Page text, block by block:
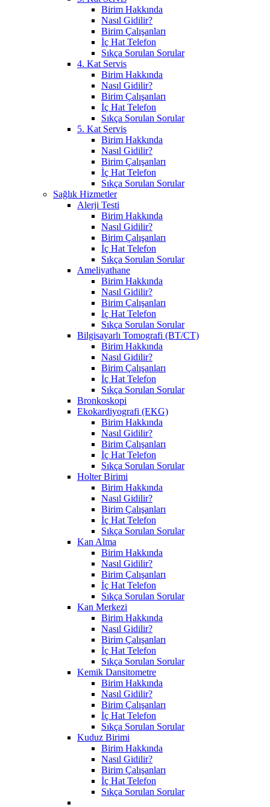
Birim Hakkında
Nasıl Gidilir?
Birim Çalışanları
İç Hat Telefon
Sıkça Sorulan Sorular
4. Kat Servis
Birim Hakkında
Nasıl Gidilir?
Birim Çalışanları
İç Hat Telefon
Sıkça Sorulan Sorular
5. Kat Servis
Birim Hakkında
Nasıl Gidilir?
Birim Çalışanları
İç Hat Telefon
Sıkça Sorulan Sorular
Sağlık Hizmetler
Alerji Testi
Birim Hakkında
Nasıl Gidilir?
Birim Çalışanları
İç Hat Telefon
Sıkça Sorulan Sorular
Ameliyathane
Birim Hakkında
Nasıl Gidilir?
Birim Çalışanları
İç Hat Telefon
Sıkça Sorulan Sorular
Bilgisayarlı Tomografi (BT/CT)
Birim Hakkında
Nasıl Gidilir?
Birim Çalışanları
İç Hat Telefon
Sıkça Sorulan Sorular
Bronkoskopi
Ekokardiyografi (EKG)
Birim Hakkında
Nasıl Gidilir?
Birim Çalışanları
İç Hat Telefon
Sıkça Sorulan Sorular
Holter Birimi
Birim Hakkında
Nasıl Gidilir?
Birim Çalışanları
İç Hat Telefon
Sıkça Sorulan Sorular
Kan Alma
Birim Hakkında
Nasıl Gidilir?
Birim Çalışanları
İç Hat Telefon
Sıkça Sorulan Sorular
Kan Merkezi
Birim Hakkında
Nasıl Gidilir?
Birim Çalışanları
İç Hat Telefon
Sıkça Sorulan Sorular
Kemik Dansitometre
Birim Hakkında
Nasıl Gidilir?
Birim Çalışanları
İç Hat Telefon
Sıkça Sorulan Sorular
Kuduz Birimi
Birim Hakkında
Nasıl Gidilir?
Birim Çalışanları
İç Hat Telefon
Sıkça Sorulan Sorular